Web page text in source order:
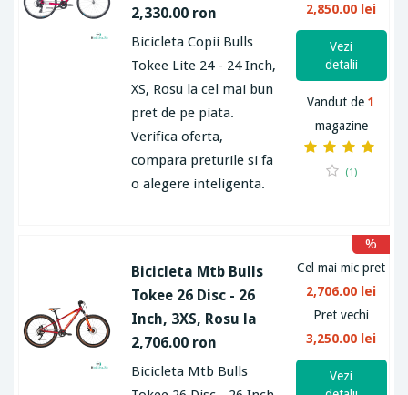
2,330.00 ron
Bicicleta Copii Bulls
Tokee Lite 24 - 24 Inch,
XS, Rosu la cel mai bun
pret de pe piata.
Verifica oferta,
compara preturile si fa
o alegere inteligenta.
2,850.00 lei
Vezi
detalii
Vandut de1
magazine
(1)
Bicicleta Mtb Bulls
Tokee 26 Disc - 26
Inch, 3XS, Rosu la
2,706.00 ron
Bicicleta Mtb Bulls
Cel mai mic pret
2,706.00 lei
Pret vechi
3,250.00 lei
%
Vezi